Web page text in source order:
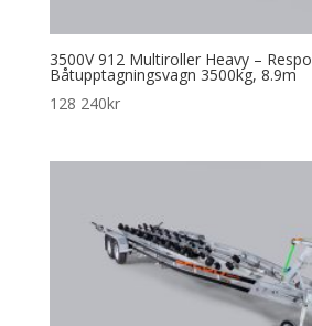
3500V 912 Multiroller Heavy – Respo
Båtupptagningsvagn 3500kg, 8.9m
128 240kr